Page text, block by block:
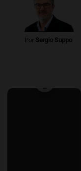
Por Sergio Suppo